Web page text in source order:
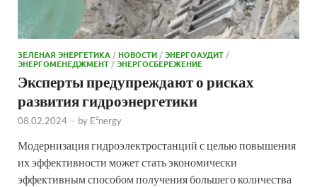
ЗЕЛЕНАЯ ЭНЕРГЕТИКА /НОВОСТИ /ЭНЕРГОАУДИТ /
ЭНЕРГОМЕНЕДЖМЕНТ /ЭНЕРГОСБЕРЕЖЕНИЕ
Эксперты предупреждают о рисках
развития гидроэнергетики
08.02.2024 - by E²nergy
Модернизация гидроэлектростанций с целью повышения
их эффективности может стать экономически
эффективным способом получения большего количества